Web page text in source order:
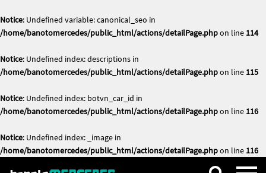
Notice: Undefined variable: canonical_seo in
/home/banotomercedes/public_html/actions/detailPage.phpon line 114
Notice: Undefined index: descriptions in
/home/banotomercedes/public_html/actions/detailPage.phpon line 115
Notice: Undefined index: botvn_car_id in
/home/banotomercedes/public_html/actions/detailPage.phpon line 116
Notice: Undefined index: _image in
/home/banotomercedes/public_html/actions/detailPage.phpon line 116